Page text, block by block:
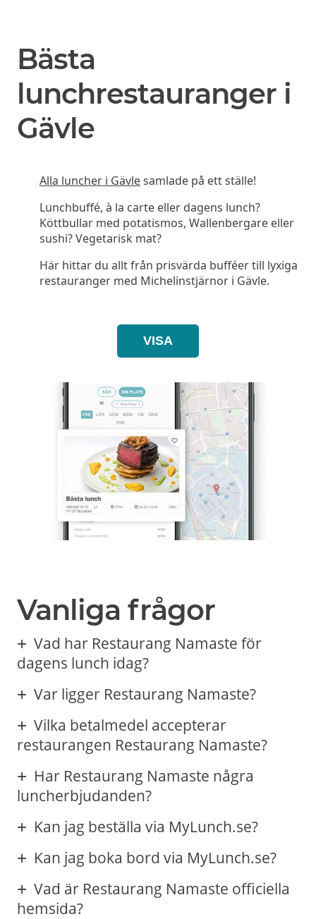
Bästa
lunchrestauranger i
Gävle
Alla luncher i Gävlesamlade på ett ställe!
Lunchbuffé, à la carte eller dagens lunch?
Köttbullar med potatismos, Wallenbergare eller
sushi? Vegetarisk mat?
Här hittar du allt från prisvärda bufféer till lyxiga
restauranger med Michelinstjärnor i Gävle.
VISA
Vanliga frågor
Vad har Restaurang Namaste för
dagens lunch idag?
Var ligger Restaurang Namaste?
Vilka betalmedel accepterar
restaurangen Restaurang Namaste?
Har Restaurang Namaste några
luncherbjudanden?
Kan jag beställa via MyLunch.se?
Kan jag boka bord via MyLunch.se?
Vad är Restaurang Namaste officiella
hemsida?